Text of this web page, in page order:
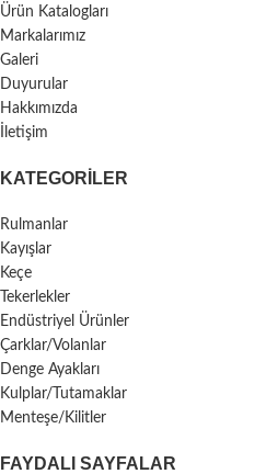
Ürün Katalogları
Markalarımız
Galeri
Duyurular
Hakkımızda
İletişim
KATEGORILER
Rulmanlar
Kayışlar
Keçe
Tekerlekler
Endüstriyel Ürünler
Çarklar/Volanlar
Denge Ayakları
Kulplar/Tutamaklar
Menteşe/Kilitler
FAYDALI SAYFALAR